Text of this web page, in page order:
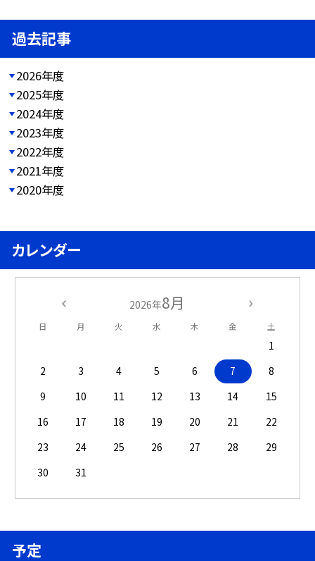
過去記事
2026年度
2025年度
2024年度
2023年度
2022年度
2021年度
2020年度
カレンダー
2026年8月
日 月 火 水 木 金 土
1
2
3 4 5 6 7
8
9
10 11 12 13 14
15
16
17 18 19 20 21
22
23
24 25 26 27 28
29
30
31
予定